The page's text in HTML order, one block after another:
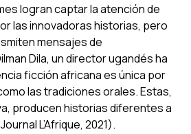
logran captar la atención de
las innovadoras historias, pero
mensajes de
Dila, un director ugandés ha
ficción africana es única por
las tradiciones orales. Estas,
producen historias diferentes a
L’Afrique, 2021).